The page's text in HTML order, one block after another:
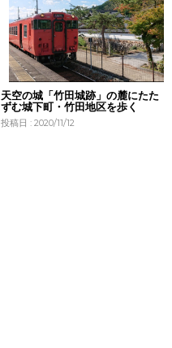
天空の城「竹田城跡」の麓にたた
ずむ城下町・竹田地区を歩く
投稿日 : 2020/11/12